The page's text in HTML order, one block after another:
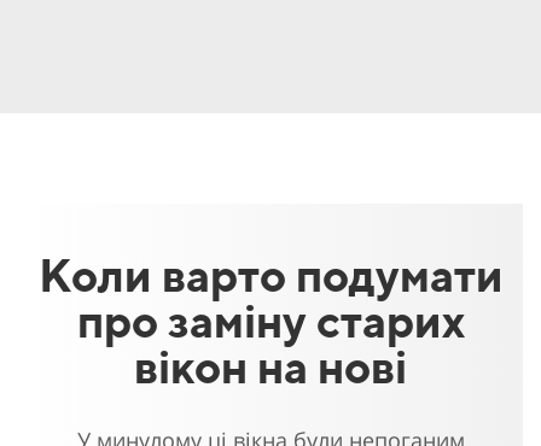
Коли варто подумати
про заміну старих
вікон на нові
У минулому ці вікна були непоганим